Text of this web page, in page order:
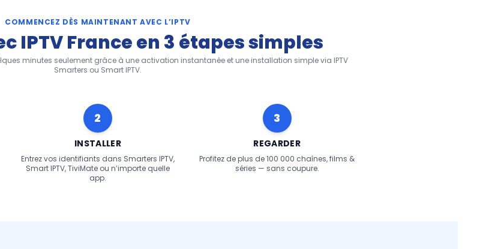
COMMENCEZ DÈS MAINTENANT AVEC L’IPTV
IPTV France en 3 étapes simples
minutes seulement grâce à une activation instantanée et une installation simple via IPTV
Smarters ou Smart IPTV.
2
INSTALLER
Entrez vos identifiants dans Smarters IPTV,
Smart IPTV, TiviMate ou n’importe quelle
app.
3
REGARDER
Profitez de plus de 100 000 chaînes, films &
séries — sans coupure.